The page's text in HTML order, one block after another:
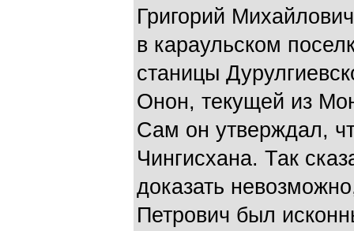
Григорий
в караульском
станицы
Онон, текущей из
Сам он утверждал,
Чингисхана. Так
доказать
Петрович был